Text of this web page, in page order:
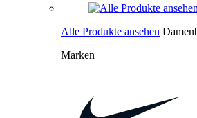
Alle Produkte ansehen
Marken